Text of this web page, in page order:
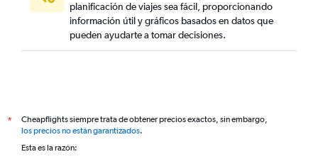
planificación de viajes sea fácil, proporcionando
información útil y gráficos basados en datos que
pueden ayudarte a tomar decisiones.
*
Cheapflights siempre trata de obtener precios exactos, sin embargo,
los precios no están garantizados.
Esta es la razón: